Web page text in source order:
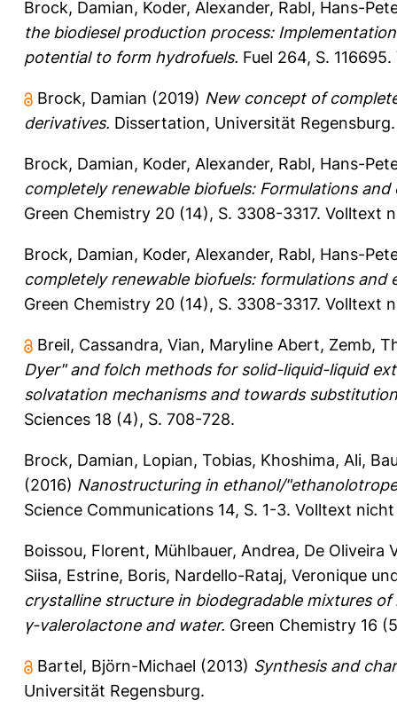
Brock, Damian, Koder, Alexander, Rabl, Hans-
the biodiesel production process:
potential to form hydrofuels. Fuel 264, S. 116695.
Brock, Damian (2019) New concept of
derivatives. Dissertation, Universität Regensburg.
Brock, Damian, Koder, Alexander, Rabl, Hans-
completely renewable biofuels: Formulations
Green Chemistry 20 (14), S. 3308-3317. Volltext
Brock, Damian, Koder, Alexander, Rabl, Hans-
completely renewable biofuels: formulations
Green Chemistry 20 (14), S. 3308-3317. Volltext
Breil, Cassandra, Vian, Maryline Abert, Zemb,
Dyer" and folch methods for solid-​liquid-​liquid
solvatation mechanisms and towards
Sciences 18 (4), S. 708-728.
Brock, Damian, Lopian, Tobias, Khoshima, Ali,
(2016) Nanostructuring in ethanol/
Science Communications 14, S. 1-3. Volltext
Boissou, Florent, Mühlbauer, Andrea, De Oliveira
Siisa, Estrine, Boris, Nardello-Rataj, Veronique
crystalline structure in biodegradable mixtures
γ-​valerolactone and water. Green Chemistry 16
Bartel, Björn-Michael (2013) Synthesis and
Universität Regensburg.